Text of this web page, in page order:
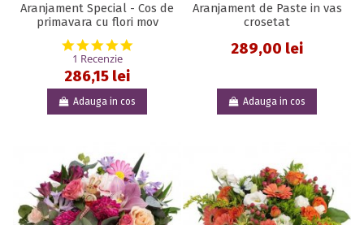
Aranjament Special - Cos de
primavara cu flori mov
5.0 star rating
1 Recenzie
286,15 lei
Adauga in cos
Aranjament de Paste in vas
crosetat
289,00 lei
Adauga in cos